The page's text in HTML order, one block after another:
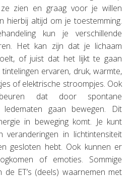
zien en graag voor je willen
hierbij altijd om je toestemming.
kun je verschillende
Het kan zijn dat je lichaam
of juist dat het lijkt te gaan
tintelingen ervaren, druk, warmte,
of elektrische stroompjes. Ook
dat door spontane
ledematen gaan bewegen. Dit
in beweging komt. Je kunt
veranderingen in lichtintensiteit
gesloten hebt. Ook kunnen er
of emoties. Sommige
de ET’s (deels) waarnemen met